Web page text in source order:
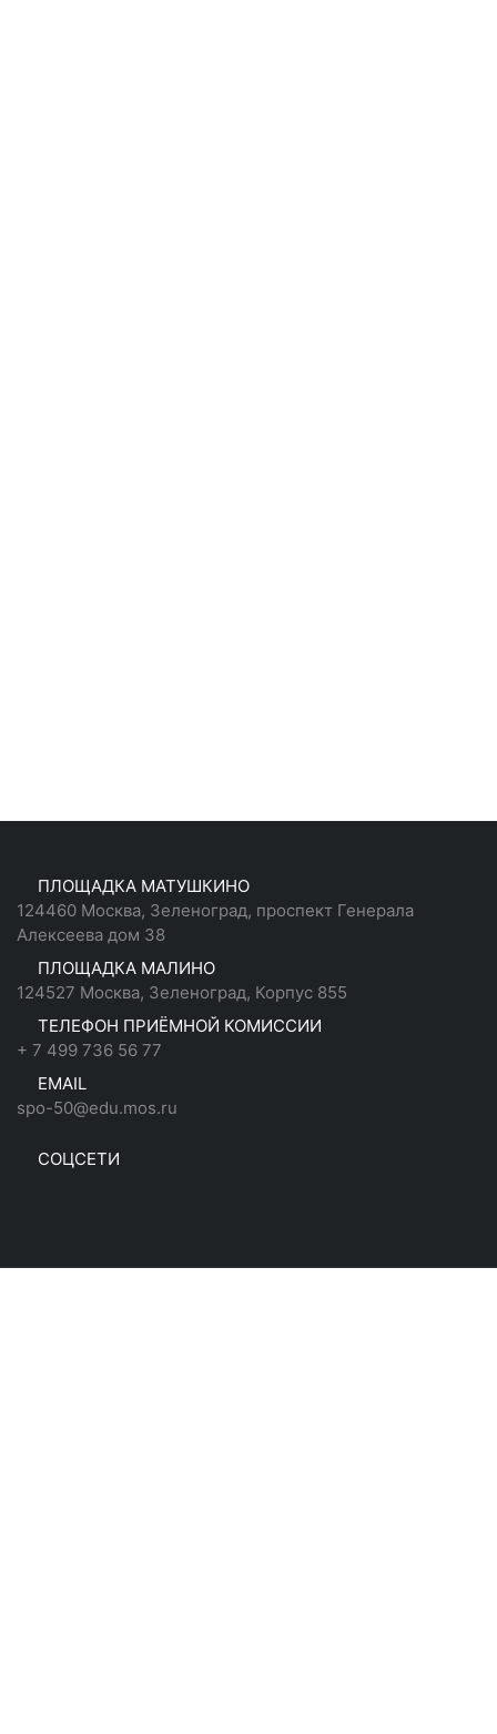
ПЛОЩАДКА МАТУШКИНО
124460 Москва, Зеленоград, проспект Генерала
Алексеева дом 38
ПЛОЩАДКА МАЛИНО
124527 Москва, Зеленоград, Корпус 855
ТЕЛЕФОН ПРИЁМНОЙ КОМИССИИ
+ 7 499 736 56 77
EMAIL
spo-50@edu.mos.ru
СОЦСЕТИ